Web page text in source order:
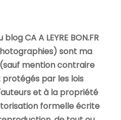
CA A LEYRE BON.FR
sont ma
mention contraire
par les lois
et à la propriété
formelle écrite